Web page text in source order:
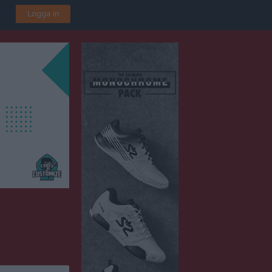
Logga in